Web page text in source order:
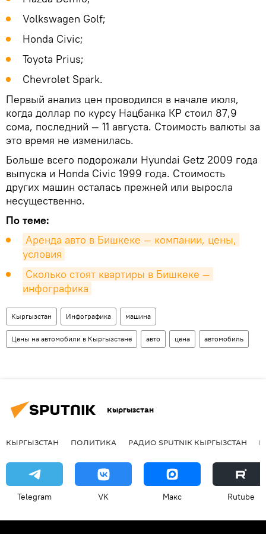
Volkswagen Golf;
Honda Civic;
Toyota Prius;
Chevrolet Spark.
Первый анализ цен проводился в начале июля,
когда доллар по курсу Нацбанка КР стоил 87,9
сома, последний — 11 августа. Стоимость валюты за
это время не изменилась.
Больше всего подорожали Hyundai Getz 2009 года
выпуска и Honda Civic 1999 года. Стоимость
других машин осталась прежней или выросла
несущественно.
По теме:
Аренда авто в Бишкеке — компании, цены,
условия
Сколько стоят квартиры в Бишкеке —
инфографика
Кыргызстан Инфографика машина
Цены на автомобили в Кыргызстане авто цена автомобиль
Кыргызстан
КЫРГЫЗСТАН ПОЛИТИКА РАДИО SPUTNIK КЫРГЫЗСТАН
Telegram VK Макс Rutube